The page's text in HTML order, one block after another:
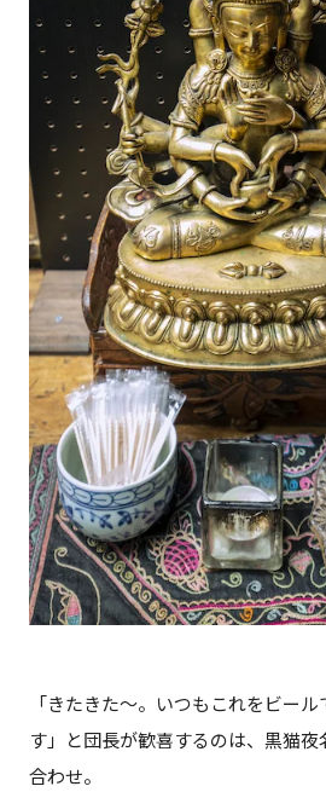
「きたきた〜。いつもこれをビー
す」と団長が歓喜するのは、黒猫夜
合わせ。